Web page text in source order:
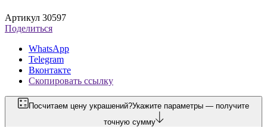
Артикул 30597
Поделиться
WhatsApp
Telegram
Вконтакте
Скопировать ссылку
Посчитаем цену украшений?Укажите параметры — получите
точную сумму